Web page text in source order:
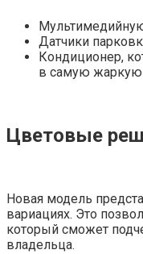
Датчики
Кондиционер,
в самую жаркую
Цветовые
Новая модель
вариациях. Это
который сможет
владельца.